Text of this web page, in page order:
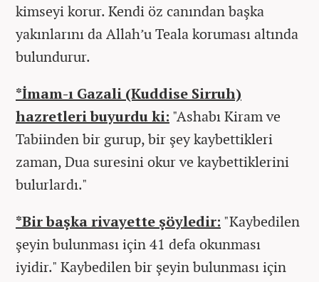
kimseyi korur. Kendi öz canından başka
yakınlarını da Allah’u Teala koruması altında
bulundurur.
*İmam-ı Gazali (Kuddise Sirruh)
hazretleri buyurdu ki: "Ashabı Kiram ve
Tabiinden bir gurup, bir şey kaybettikleri
zaman, Dua suresini okur ve kaybettiklerini
bulurlardı."
*Bir başka rivayette şöyledir: "Kaybedilen
şeyin bulunması için 41 defa okunması
iyidir." Kaybedilen bir şeyin bulunması için